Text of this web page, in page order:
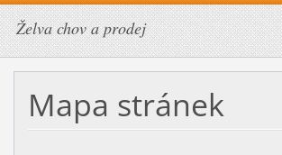
Želva chov a prodej
Mapa stránek